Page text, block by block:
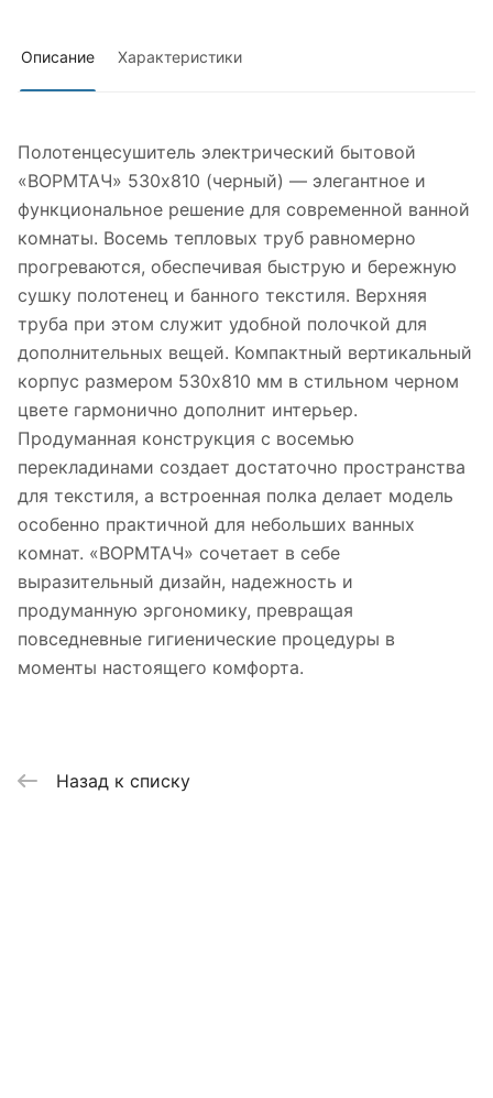
Описание Характеристики
Полотенцесушитель электрический бытовой
«ВОРМТАЧ» 530х810 (черный) — элегантное и
функциональное решение для современной ванной
комнаты. Восемь тепловых труб равномерно
прогреваются, обеспечивая быструю и бережную
сушку полотенец и банного текстиля. Верхняя
труба при этом служит удобной полочкой для
дополнительных вещей. Компактный вертикальный
корпус размером 530х810 мм в стильном черном
цвете гармонично дополнит интерьер.
Продуманная конструкция с восемью
перекладинами создает достаточно пространства
для текстиля, а встроенная полка делает модель
особенно практичной для небольших ванных
комнат. «ВОРМТАЧ» сочетает в себе
выразительный дизайн, надежность и
продуманную эргономику, превращая
повседневные гигиенические процедуры в
моменты настоящего комфорта.
Назад к списку